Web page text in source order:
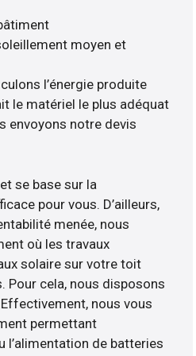
moyen et
l’énergie produite
le matériel le plus adéquat
envoyons notre devis
se base sur la
pour vous. D’ailleurs,
menée, nous
où les travaux
solaire sur votre toit
Pour cela, nous disposons
nous vous
permettant
l’alimentation de batteries